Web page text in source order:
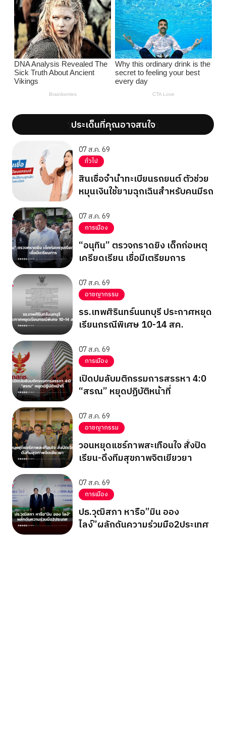
';ประเด็นที่คุณอาจสนใจ';
07 ส.ค. 69
ทั่วไป
สินเชื่อจำนำทะเบียนรถยนต์ ตัวช่วย
หมุนเงินใช้ยามฉุกเฉินสำหรับคนมีรถ
07 ส.ค. 69
การเมือง
“อนุทิน” ตรวจกราดยิง เด็กก่อเหตุ
เครียดเรียน เชื่อมีเตรียมการ
07 ส.ค. 69
อาชญากรรม
รร.เทพศิรินทร์นนทบุรี ประกาศหยุด
เรียนกรณีพิเศษ 10-14 สค.
07 ส.ค. 69
การเมือง
เปิดปมลับมติกรรมการสรรหา 4:0
“สรณ” หยุดปฏิบัติหน้าที่
07 ส.ค. 69
อาชญากรรม
วอนหยุดแชร์ภาพสะเทือนใจ สั่งปิด
เรียน-ดึงทีมสุขภาพจิตเยียวยา
07 ส.ค. 69
การเมือง
ปธ.วุฒิสภา หารือ”มิน ออง
ไลง์”ผลักดันความร่วมมือ2ประเทศ